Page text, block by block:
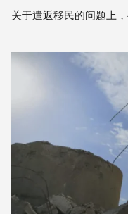
关于遣返移民的问题上